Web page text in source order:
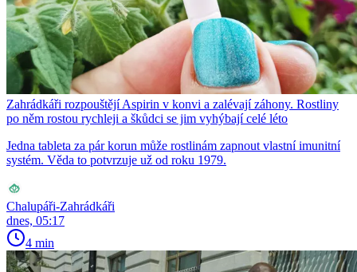
Zahrádkáři rozpouštějí Aspirin v konvi a zalévají záhony. Rostliny
po něm rostou rychleji a škůdci se jim vyhýbají celé léto
Jedna tableta za pár korun může rostlinám zapnout vlastní imunitní
systém. Věda to potvrzuje už od roku 1979.
Chalupáři-Zahrádkáři
dnes, 05:17
4 min